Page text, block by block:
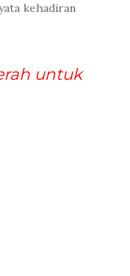
kehadiran
untuk